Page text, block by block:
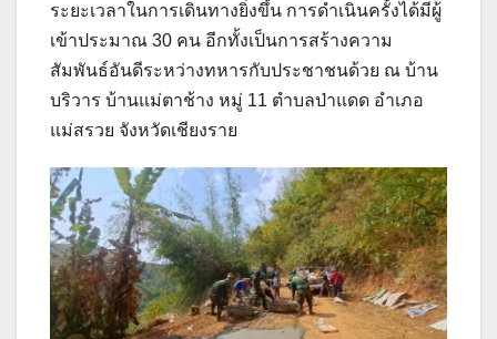
ระยะเวลาในการเดินทางยิ่งขึ้น การดำเนินครั้งได้มีผู้
เข้าประมาณ 30 คน อีกทั้งเป็นการสร้างความ
สัมพันธ์อันดีระหว่างทหารกับประชาชนด้วย ณ บ้าน
บริวาร บ้านแม่ตาช้าง หมู่ 11 ตำบลป่าแดด อำเภอ
แม่สรวย จังหวัดเชียงราย